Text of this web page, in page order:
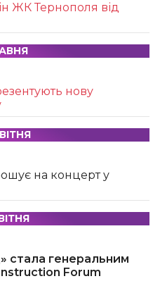
ЖК Тернополя від
нову
на концерт у
стала генеральним
Forum